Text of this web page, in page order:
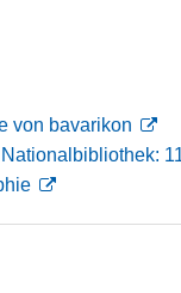
von bavarikon